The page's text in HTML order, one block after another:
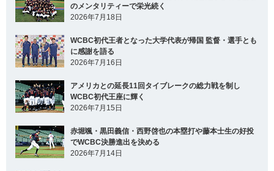
のメンタリティーで栄光続く
2026年7月18日
WCBC初代王者となった大学代表が帰国 監督・選手とも
に感謝を語る
2026年7月16日
アメリカとの延長11回タイブレークの総力戦を制し
WCBC初代王座に輝く
2026年7月15日
赤堀颯・黒田義信・西野啓也の本塁打や藤本士生の好投
でWCBC決勝進出を決める
2026年7月14日